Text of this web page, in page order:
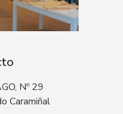
Nº 29
Caramiñal